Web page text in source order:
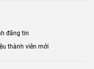
đăng tin
thành viên mới